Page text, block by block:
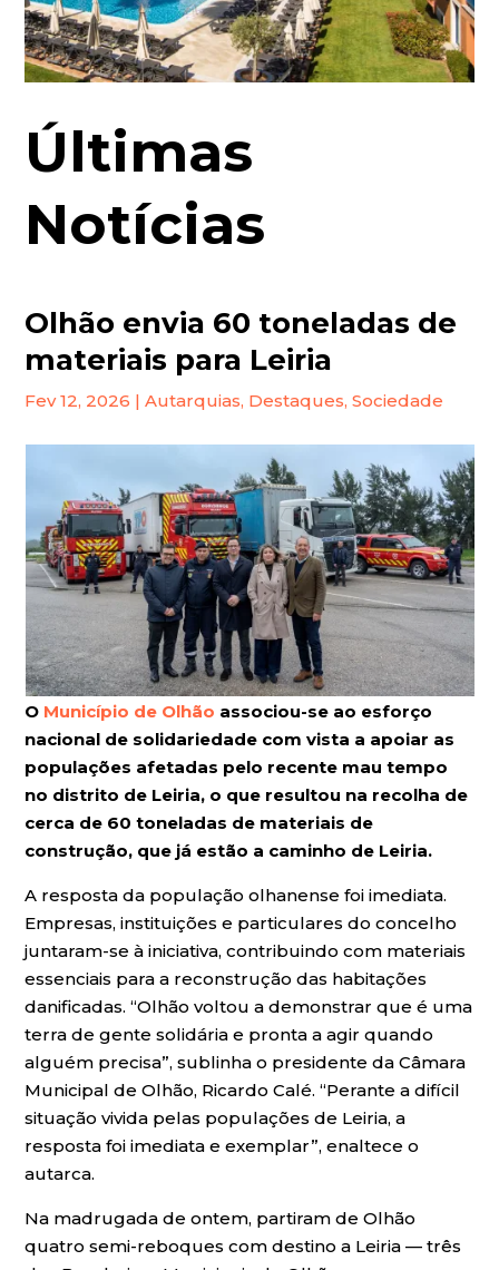
Últimas
Notícias
Olhão envia 60 toneladas de
materiais para Leiria
Fev 12, 2026 |Autarquias, Destaques,Sociedade
O Município de Olhão associou-se ao esforço
nacional de solidariedade com vista a apoiar as
populações afetadas pelo recente mau tempo
no distrito de Leiria, o que resultou na recolha de
cerca de 60 toneladas de materiais de
construção, que já estão a caminho de Leiria.
A resposta da população olhanense foi imediata.
Empresas, instituições e particulares do concelho
juntaram-se à iniciativa, contribuindo com materiais
essenciais para a reconstrução das habitações
danificadas. “Olhão voltou a demonstrar que é uma
terra de gente solidária e pronta a agir quando
alguém precisa”, sublinha o presidente da Câmara
Municipal de Olhão, Ricardo Calé. “Perante a difícil
situação vivida pelas populações de Leiria, a
resposta foi imediata e exemplar”, enaltece o
autarca.
Na madrugada de ontem, partiram de Olhão
quatro semi-reboques com destino a Leiria — três